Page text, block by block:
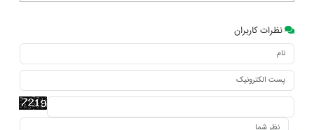
نظرات کاربران